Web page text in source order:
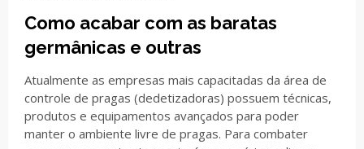
Como acabar com as baratas
germânicas e outras
Atualmente as empresas mais capacitadas da área de
controle de pragas (dedetizadoras) possuem técnicas,
produtos e equipamentos avançados para poder
manter o ambiente livre de pragas. Para combater